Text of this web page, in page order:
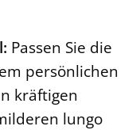
Passen Sie die
persönlichen
kräftigen
lungo